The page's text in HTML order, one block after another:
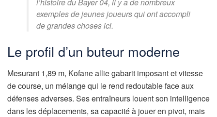
l’histoire du Bayer 04, il y a de nombreux
exemples de jeunes joueurs qui ont accompli
de grandes choses ici.
Le profil d’un buteur moderne
Mesurant 1,89 m, Kofane allie gabarit imposant et vitesse
de course, un mélange qui le rend redoutable face aux
défenses adverses. Ses entraîneurs louent son intelligence
dans les déplacements, sa capacité à jouer en pivot, mais